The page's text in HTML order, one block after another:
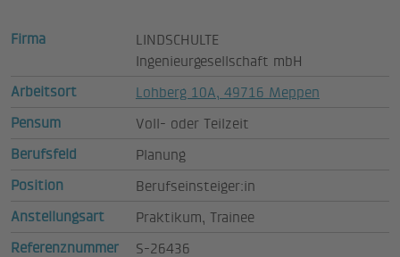
Firma
LINDSCHULTE
Ingenieurgesellschaft mbH
Arbeitsort
Lohberg 10A, 49716 Meppen
Pensum
Voll- oder Teilzeit
Berufsfeld
Planung
Position
Berufseinsteiger:in
Anstellungsart
Praktikum, Trainee
Referenznummer
S-26436